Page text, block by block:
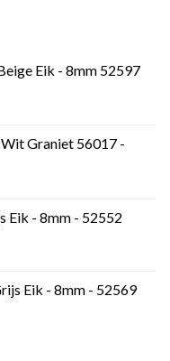
Eik - 8mm 52597
Graniet 56017 -
Eik - 8mm - 52552
Eik - 8mm - 52569